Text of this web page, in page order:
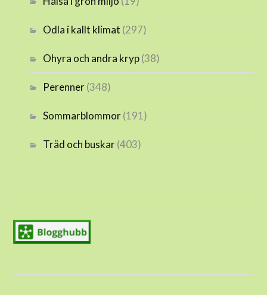
Odla i kallt klimat (297)
Ohyra och andra kryp(38)
Perenner(348)
Sommarblommor(191)
Träd och buskar(403)